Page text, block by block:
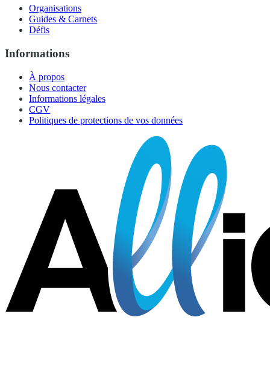
Organisations
Guides & Carnets
Défis
Informations
À propos
Nous contacter
Informations légales
CGV
Politiques de protections de vos données